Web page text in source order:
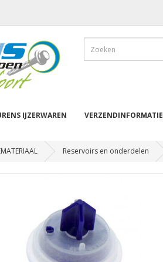
IJZERWAREN VERZENDINFORMATIE
Reservoirs en onderdelen